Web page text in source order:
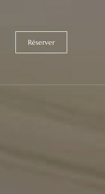
Réserver